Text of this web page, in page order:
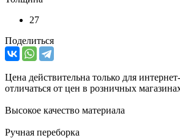
27
Поделиться
Цена действительна только для
отличаться от цен в розничных
Высокое качество материала
Ручная переборка